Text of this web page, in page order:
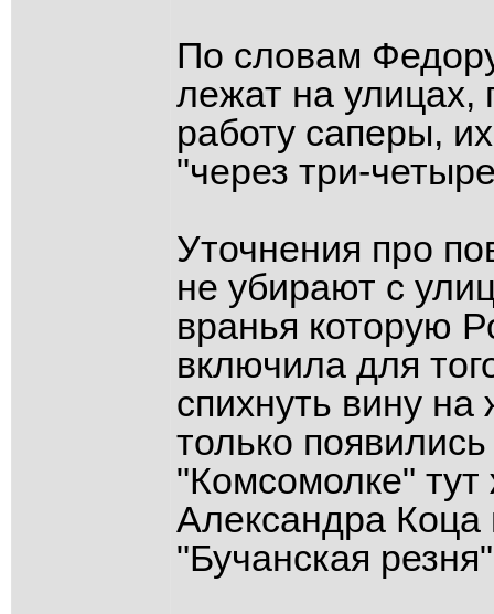
По словам
лежат на улицах,
работу саперы,
"через три-
Уточнения про
не убирают с
вранья которую
включила для
спихнуть вину на
только
"Комсомолке" тут
Александра
"Бучанская